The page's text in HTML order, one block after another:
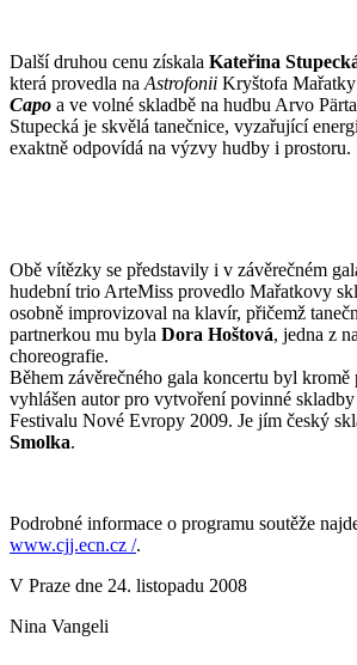
Další druhou cenu získala Kateřina
která provedla na Astrofonii Kryštofa
Capo a ve volné skladbě na hudbu Arvo
Stupecká je skvělá tanečnice, vyzařující
exaktně odpovídá na výzvy hudby i prostoru.
Obě vítězky se představily i v závěrečném
hudební trio ArteMiss provedlo Mařatkovy
osobně improvizoval na klavír, přičemž
partnerkou mu byla Dora Hoštová, jedna z
choreografie.
Během závěrečného gala koncertu byl kromě
vyhlášen autor pro vytvoření povinné
Festivalu Nové Evropy 2009. Je jím český
Smolka.
Podrobné informace o programu soutěže
www.cjj.ecn.cz /.
V Praze dne 24. listopadu 2008
Nina Vangeli